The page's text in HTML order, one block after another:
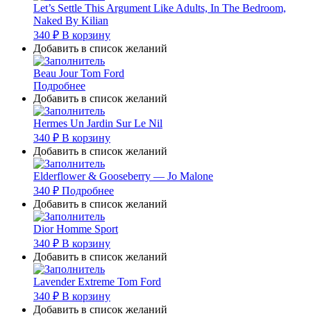
Let’s Settle This Argument Like Adults, In The Bedroom,
Naked By Kilian
340 ₽ В корзину
Добавить в список желаний
Beau Jour Tom Ford
Подробнее
Добавить в список желаний
Hermes Un Jardin Sur Le Nil
340 ₽ В корзину
Добавить в список желаний
Elderflower & Gooseberry — Jo Malone
340 ₽ Подробнее
Добавить в список желаний
Dior Homme Sport
340 ₽ В корзину
Добавить в список желаний
Lavender Extreme Tom Ford
340 ₽ В корзину
Добавить в список желаний